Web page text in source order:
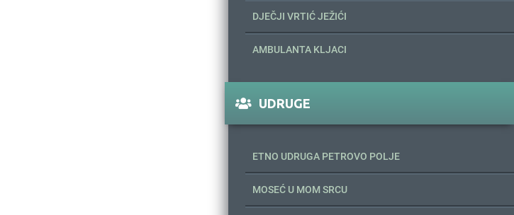
DJEČJI VRTIĆ JEŽIĆI
AMBULANTA KLJACI
UDRUGE
ETNO UDRUGA PETROVO POLJE
MOSEĆ U MOM SRCU